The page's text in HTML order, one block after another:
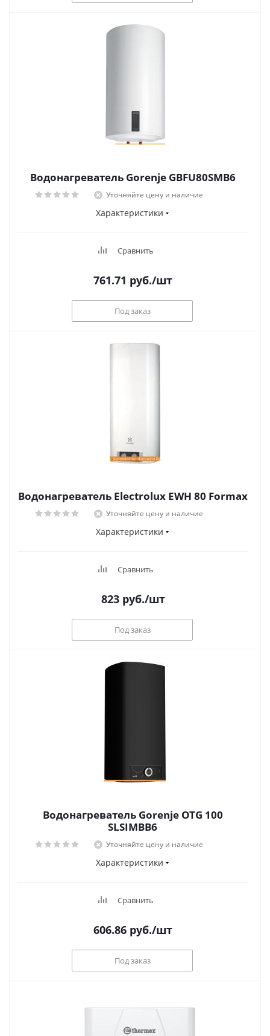
Водонагреватель Gorenje GBFU80SMB6
Уточняйте цену и наличие
Характеристики
Сравнить
761.71 руб./шт
Под заказ
Водонагреватель Electrolux EWH 80 Formax
Уточняйте цену и наличие
Характеристики
Сравнить
823руб./шт
Под заказ
Водонагреватель Gorenje OTG 100
SLSIMBB6
Уточняйте цену и наличие
Характеристики
Сравнить
606.86 руб./шт
Под заказ